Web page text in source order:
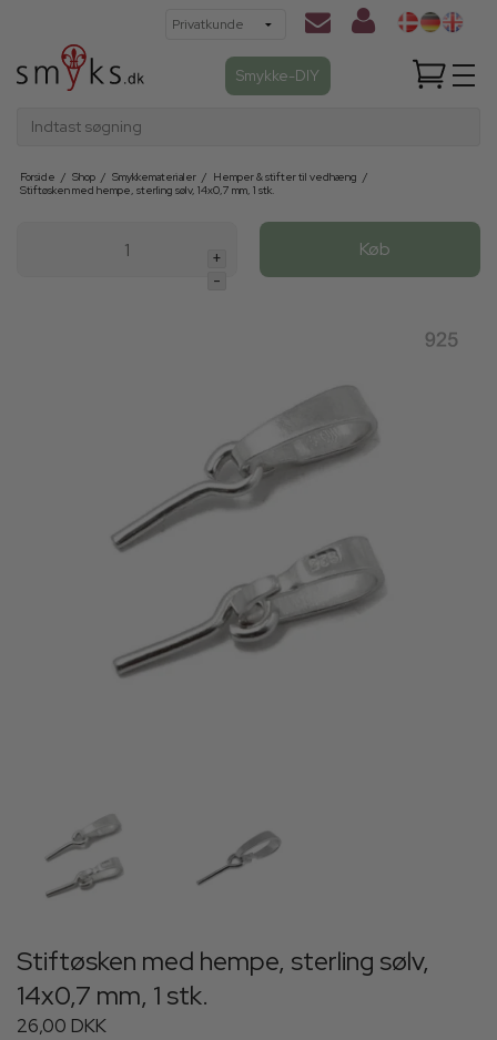
Smykke-DIY
Indtast søgning
Forside / Shop / Smykkematerialer / Hemper & stifter til vedhæng /
Stiftøsken med hempe, sterling sølv, 14x0,7 mm, 1 stk.
+
-
Køb
Stiftøsken med hempe, sterling sølv,
14x0,7 mm, 1 stk.
26,00 DKK